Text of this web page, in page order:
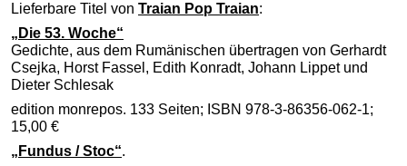
Lieferbare Titel von Traian Pop Traian:
„Die 53. Woche“
Gedichte, aus dem Rumänischen übertragen von Gerhardt
Csejka, Horst Fassel, Edith Konradt, Johann Lippet und
Dieter Schlesak
edition monrepos. 133 Seiten; ISBN 978-3-86356-062-1;
15,00 €
„Fundus / Stoc“.